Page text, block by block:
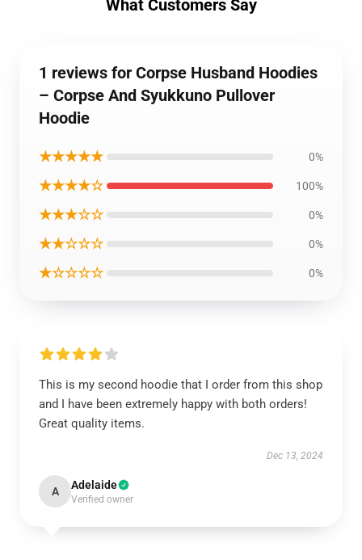
What Customers Say
1 reviews for Corpse Husband Hoodies
– Corpse And Syukkuno Pullover
Hoodie
★★★★★ 0%
★★★★☆ 100%
★★★☆☆ 0%
★★☆☆☆ 0%
★☆☆☆☆ 0%
This is my second hoodie that I order from this shop
and I have been extremely happy with both orders!
Great quality items.
Dec 13, 2024
A Adelaide
Verified owner